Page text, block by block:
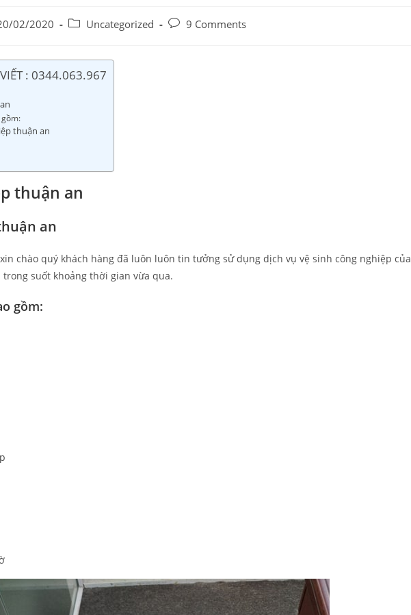
02/2020
Post Uncategorized
Post9 Comments
: 0344.063.967
thuận an
thuận an
an
chào quý khách hàng đã luôn luôn tin tưởng sử dụng dịch vụ vệ sinh công nghiệp của
suốt khoảng thời gian vừa qua.
gồm: